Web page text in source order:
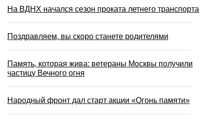
На ВДНХ начался сезон проката летнего транспорта
Поздравляем, вы скоро станете родителями
Память, которая жива: ветераны Москвы получили
частицу Вечного огня
Народный фронт дал старт акции «Огонь памяти»